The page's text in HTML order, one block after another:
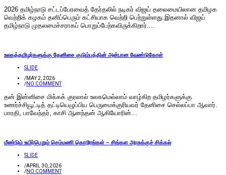
2026 தமிழ்நாடு சட்​டப்​பேரவைத் தேர்​தலில் நடிகர் விஜய் தலை​மையி​லான தமிழக
வெற்றிக் கழகம் தனிப்பெரும் கட்சியாக வெற்றி பெற்​றுள்​ளது.இதனால் விஜய்
தமிழ்நாடு முதலமைச்சராகப் பொறுப்பேற்கவிருக்கிறார்....
உலகத்தமிழர்களுக்கு தேனிசை குடும்பத்தின் அன்பான வேண்டுகோள்
SLIDE
/MAY 2, 2026
/NO COMMENT
தன் இன்னிசை மிக்கக் குரலால் உலகமெல்லாம் வாழ்கிற தமிழர்களுக்கு
உணர்ச்சியூட்டித் தட்டியெழுப்பிய பெருமைக்குரியவர் தேனிசை செல்லப்பா ஆவார்.
பாரதி, பாவேந்தர், காசி ஆனந்தன் ஆகியோரின்...
மீண்டும் உயிர்பெறும் செம்மணி கொடூரங்கள் – சிங்கள அரசுக்குச் சிக்கல்
SLIDE
/APRIL 30, 2026
/NO COMMENT